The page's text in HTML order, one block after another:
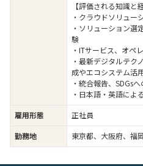
【評価される知識と
・クラウドソリュー
・ソリューション選
験
・ITサービス、オペ
・最新デジタルテク
成やエコシステム活
・統合報告、SDGs
・日本語・英語によ
雇用形態
正社員
勤務地
東京都、大阪府、福